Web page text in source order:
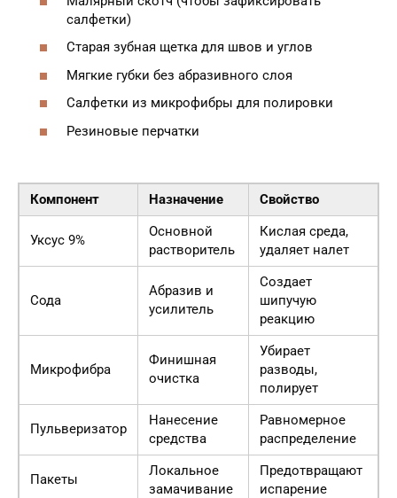
салфетки)
Старая зубная щетка для швов и углов
Мягкие губки без абразивного слоя
Салфетки из микрофибры для полировки
Резиновые перчатки
Компонент Назначение Свойство
Уксус 9%
Основной
растворитель
Кислая среда,
удаляет налет
Сода
Абразив и
усилитель
Создает
шипучую
реакцию
Микрофибра
Финишная
очистка
Убирает
разводы,
полирует
Пульверизатор
Нанесение
средства
Равномерное
распределение
Пакеты
Локальное
замачивание
Предотвращают
испарение